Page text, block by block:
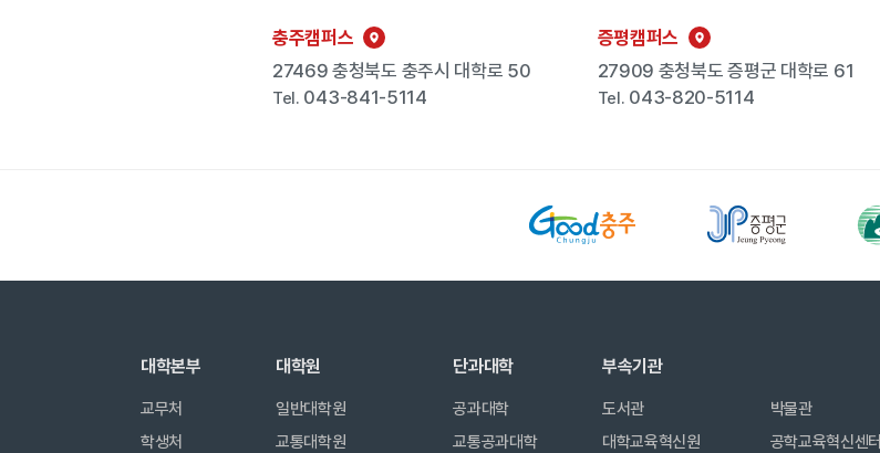
충주캠퍼스
27469 충청북도 충주시 대학로 50
Tel. 043-841-5114
증평캠퍼스
27909 충청북도 증평군 대학로 61
Tel. 043-820-5114
대학본부
교무처
학생처
대학원
일반대학원
교통대학원
단과대학
공과대학
교통공과대학
부속기관
도서관
대학교육혁신원
박물관
공학교육혁신센터